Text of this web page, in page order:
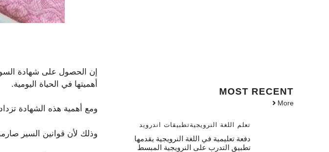
إن الحصول على شهادة
أهميتها في الحياة اليومية.
ومع أهمية هذه الشهادة
وذلك لأن قوانين السير
MOST RECENT
More
تعلم اللغة النرويجيةتطبيقات اندرويد
دفعة تعليمية في اللغة النرويجية يقدمها
تطبيق التدرب على النرويجية المبسط